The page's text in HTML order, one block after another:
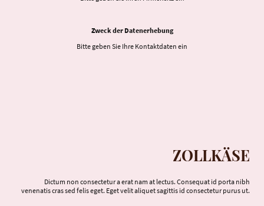
Zweck der Datenerhebung
Bitte geben Sie Ihre Kontaktdaten ein
ZOLLKÄSE
Dictum non consectetur a erat nam at lectus. Consequat id porta nibh
venenatis cras sed felis eget. Eget velit aliquet sagittis id consectetur purus ut.